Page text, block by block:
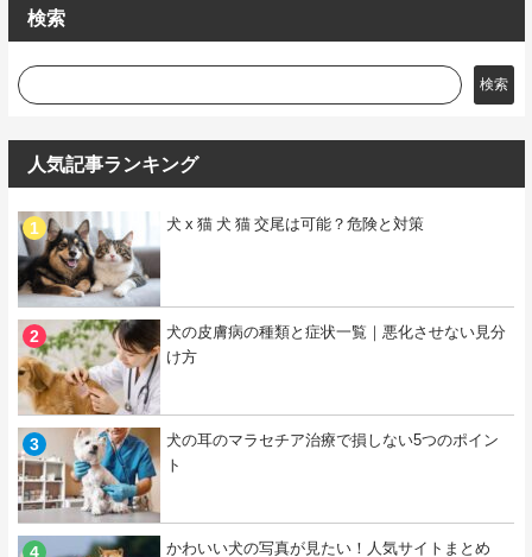
検索
検索
人気記事ランキング
犬 x 猫 犬 猫 交尾は可能？危険と対策
犬の皮膚病の種類と症状一覧｜悪化させない見分
け方
犬の耳のマラセチア治療で損しない5つのポイン
ト
かわいい犬の写真が見たい！人気サイトまとめ